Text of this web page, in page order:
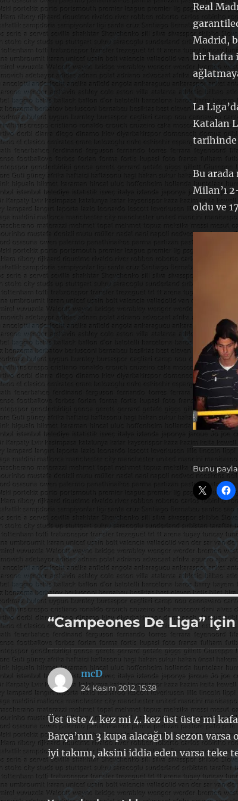
Real
Madrid,
bir hafta
La
Katalan
tarihinde
Bu arada
Milan’ı
oldu ve
Bunu
“Campeones De Liga”
mcDdedi
ki:
24 Kasım 2012, 15:38
Üst üste 4. kez mi 4. kez üst üste mi
Barça’nın 3 kupa alacağı bi sezon
iyi takımı, aksini iddia eden varsa teke